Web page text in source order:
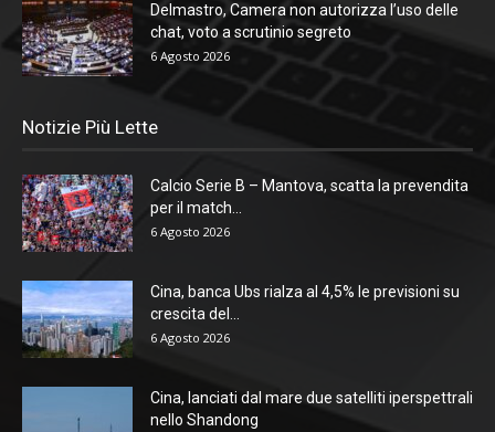
Delmastro, Camera non autorizza l’uso delle
chat, voto a scrutinio segreto
6 Agosto 2026
Notizie Più Lette
Calcio Serie B – Mantova, scatta la prevendita
per il match...
6 Agosto 2026
Cina, banca Ubs rialza al 4,5% le previsioni su
crescita del...
6 Agosto 2026
Cina, lanciati dal mare due satelliti iperspettrali
nello Shandong